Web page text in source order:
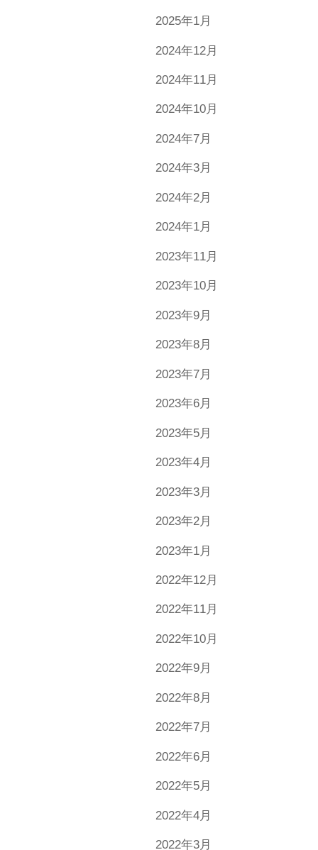
2025年1月
2024年12月
2024年11月
2024年10月
2024年7月
2024年3月
2024年2月
2024年1月
2023年11月
2023年10月
2023年9月
2023年8月
2023年7月
2023年6月
2023年5月
2023年4月
2023年3月
2023年2月
2023年1月
2022年12月
2022年11月
2022年10月
2022年9月
2022年8月
2022年7月
2022年6月
2022年5月
2022年4月
2022年3月